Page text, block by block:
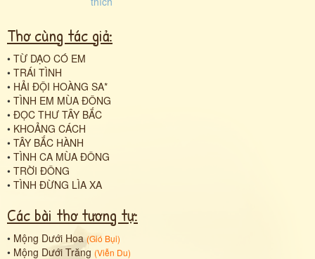
Thơ cùng tác giả:
• TỪ DẠO CÓ EM
• TRÁI TÌNH
• HẢI ĐỘI HOÀNG SA*
• TÌNH EM MÙA ĐÔNG
• ĐỌC THƯ TÂY BẮC
• KHOẢNG CÁCH
• TÂY BẮC HÀNH
• TÌNH CA MÙA ĐÔNG
• TRỜI ĐÔNG
• TÌNH ĐỪNG LÌA XA
Các bài thơ tương tự:
• Mộng Dưới Hoa (Gió Bụi)
• Mộng Dưới Trăng (Viễn Du)